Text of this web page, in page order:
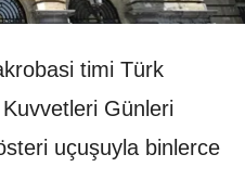
timi Türk
Günleri
uçuşuyla binlerce